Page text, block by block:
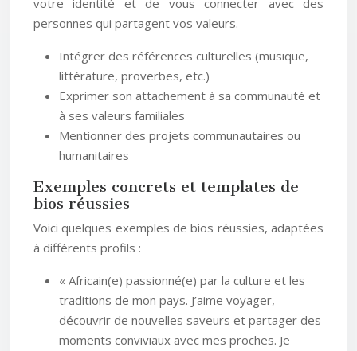
votre identité et de vous connecter avec des
personnes qui partagent vos valeurs.
Intégrer des références culturelles (musique,
littérature, proverbes, etc.)
Exprimer son attachement à sa communauté et
à ses valeurs familiales
Mentionner des projets communautaires ou
humanitaires
Exemples concrets et templates de
bios réussies
Voici quelques exemples de bios réussies, adaptées
à différents profils :
« Africain(e) passionné(e) par la culture et les
traditions de mon pays. J’aime voyager,
découvrir de nouvelles saveurs et partager des
moments conviviaux avec mes proches. Je